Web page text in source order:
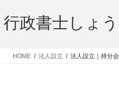
行政書士しょ
HOME 法人設立 法人設立｜持分